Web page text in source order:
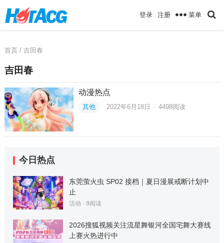
登录 注册 菜单
首页/ 吉田春
吉田春
动漫热点
其他 2022年6月18日 · 4498阅读
今日热点
东莞萤火虫 SP02 接档｜夏日漫展戒断计划中
止
活动 · 9阅读
2026搜狐视频关注流星舞银河全国宅舞大赛线
上赛火热进行中